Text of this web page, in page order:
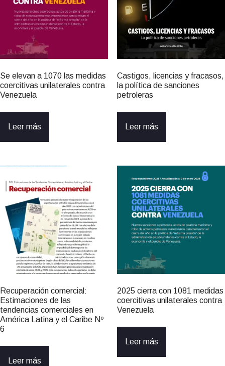
Se elevan a 1070 las medidas
coercitivas unilaterales contra
Venezuela
Leer más
Castigos, licencias y fracasos,
la política de sanciones
petroleras
Leer más
Recuperación comercial:
Estimaciones de las
tendencias comerciales en
América Latina y el Caribe Nº
6
Leer más
2025 cierra con 1081 medidas
coercitivas unilaterales contra
Venezuela
Leer más